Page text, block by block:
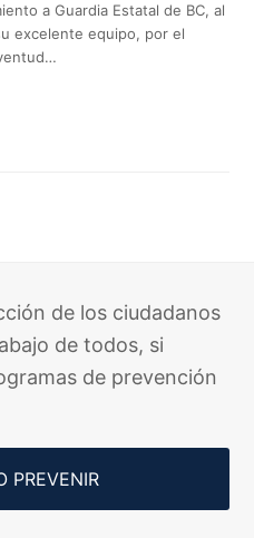
a Guardia Estatal de BC, al
excelente equipo, por el
de los ciudadanos
de todos, si
de prevención
PREVENIR